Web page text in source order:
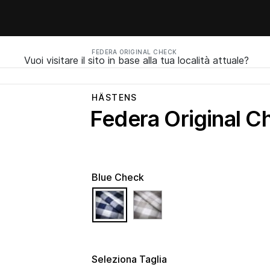
FEDERA ORIGINAL CHECK
Vuoi visitare il sito in base alla tua località attuale?
HÄSTENS
Federa Original
Seleziona Taglia
Blue Check
selected